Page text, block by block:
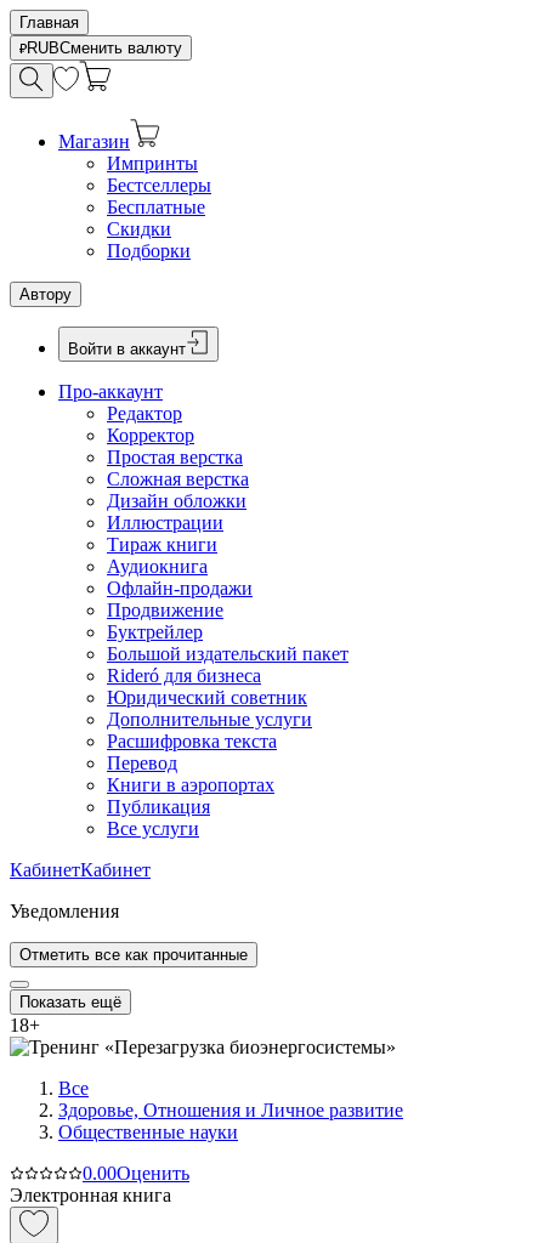
Главная
RUBСменить валюту
Магазин
Импринты
Бестселлеры
Бесплатные
Скидки
Подборки
Автору
Войти в аккаунт
Про-аккаунт
Редактор
Корректор
Простая верстка
Сложная верстка
Дизайн обложки
Иллюстрации
Тираж книги
Аудиокнига
Офлайн-продажи
Продвижение
Буктрейлер
Большой издательский пакет
Rideró для бизнеса
Юридический советник
Дополнительные услуги
Расшифровка текста
Перевод
Книги в аэропортах
Публикация
Все услуги
КабинетКабинет
Уведомления
Отметить все как прочитанные
Показать ещё
18+
Все
Здоровье, Отношения и Личное развитие
Общественные науки
0.00Оценить
Электронная книга